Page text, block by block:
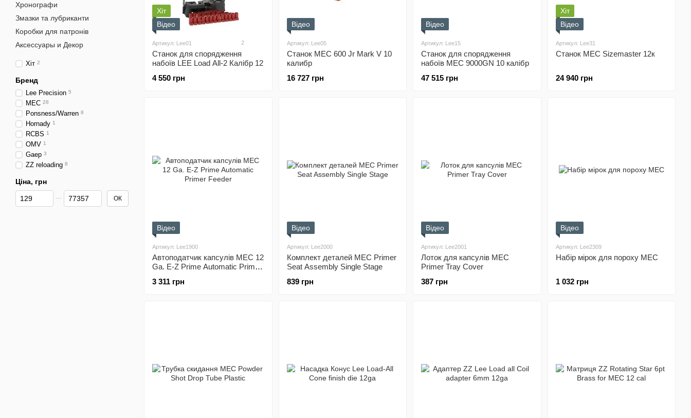
Хіт
Відео
Артикул: Lee01 2
Станок для спорядження
набоїв LEE Load All-2 Калібр 12
4 550 грн
Відео
Артикул: Lee05
Станок MEC 600 Jr Mark V 10
калибр
16 727 грн
Відео
Артикул: Lee15
Станок для спорядження
набоїв MEC 9000GN 10 калібр
47 515 грн
Хіт
Відео
Артикул: Lee31
Станок MEC Sizemaster 12к
24 940 грн
Відео
Артикул: Lee1900
Автоподатчик капсулів MEC 12
Ga. E-Z Prime Automatic Primer
3 311 грн
Відео
Артикул: Lee2000
Комплект деталей MEC Primer
Seat Assembly Single Stage
839 грн
Відео
Артикул: Lee2001
Лоток для капсулів MEC
Primer Tray Cover
387 грн
Відео
Артикул: Lee2309
Набір мірок для пороху MEC
1 032 грн
Хронографи
Змазки та лубриканти
Коробки для патронів
Аксессуары и Декор
Хіт 2
Бренд
Lee Precision 5
MEC 28
Ponsness/Warren 8
Hornady 1
RCBS 1
OMV 1
Gaep 3
ZZ reloading 8
Ціна, грн
Від Ціна, грн
До Ціна, грн ОК